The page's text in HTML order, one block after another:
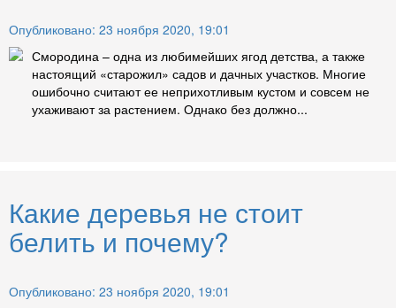
Опубликовано: 23 ноября 2020, 19:01
Смородина – одна из любимейших ягод детства, а также
настоящий «старожил» садов и дачных участков. Многие
ошибочно считают ее неприхотливым кустом и совсем не
ухаживают за растением. Однако без должно...
Какие деревья не стоит
белить и почему?
Опубликовано: 23 ноября 2020, 19:01